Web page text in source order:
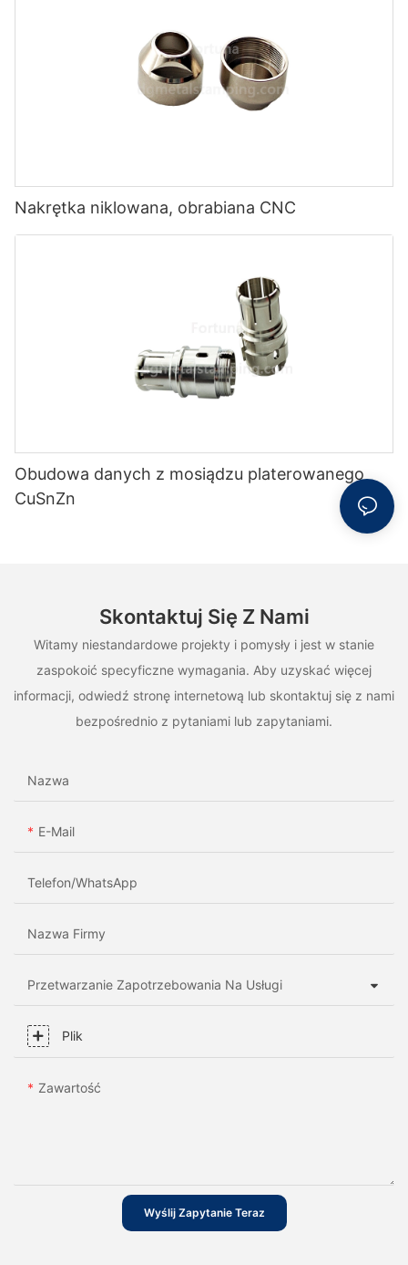
Nakrętka niklowana, obrabiana CNC
Obudowa danych z mosiądzu platerowanego
CuSnZn
Skontaktuj Się Z Nami
Witamy niestandardowe projekty i pomysły i jest w stanie
zaspokoić specyficzne wymagania. Aby uzyskać więcej
informacji, odwiedź stronę internetową lub skontaktuj się z nami
bezpośrednio z pytaniami lub zapytaniami.
Nazwa
E-Mail
Telefon/WhatsApp
Nazwa Firmy
Przetwarzanie Zapotrzebowania Na Usługi
Plik
Zawartość
Wyślij Zapytanie Teraz